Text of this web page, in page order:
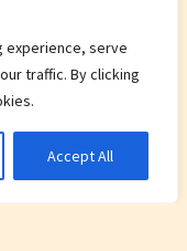
experience, serve
traffic. By clicking
Accept All